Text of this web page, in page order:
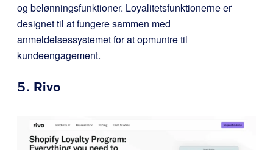
og belønningsfunktioner. Loyalitetsfunktionerne er
designet til at fungere sammen med
anmeldelsessystemet for at opmuntre til
kundeengagement.
5. Rivo